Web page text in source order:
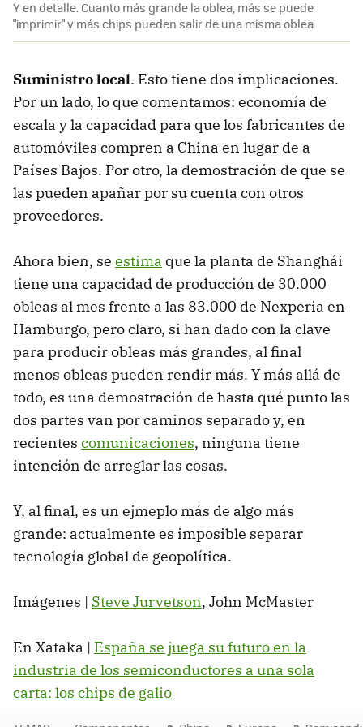
Y en detalle. Cuanto más grande la oblea, más se puede
"imprimir" y más chips pueden salir de una misma oblea
Suministro local. Esto tiene dos implicaciones.
Por un lado, lo que comentamos: economía de
escala y la capacidad para que los fabricantes de
automóviles compren a China en lugar de a
Países Bajos. Por otro, la demostración de que se
las pueden apañar por su cuenta con otros
proveedores.
Ahora bien, se estima que la planta de Shanghái
tiene una capacidad de producción de 30.000
obleas al mes frente a las 83.000 de Nexperia en
Hamburgo, pero claro, si han dado con la clave
para producir obleas más grandes, al final
menos obleas pueden rendir más. Y más allá de
todo, es una demostración de hasta qué punto las
dos partes van por caminos separado y, en
recientes comunicaciones, ninguna tiene
intención de arreglar las cosas.
Y, al final, es un ejmeplo más de algo más
grande: actualmente es imposible separar
tecnología global de geopolítica.
Imágenes | Steve Jurvetson, John McMaster
En Xataka | España se juega su futuro en la
industria de los semiconductores a una sola
carta: los chips de galio